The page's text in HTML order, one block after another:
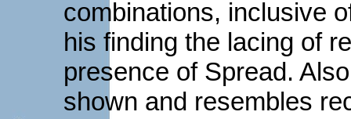
combinations, inclusive
his finding the lacing of
presence of Spread.
shown and resembles